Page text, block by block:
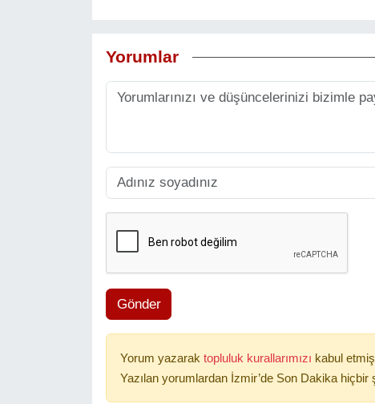
Yorumlar
Gönder
Yorum yazarak topluluk kurallarımızı kabul
Yazılan yorumlardan İzmir’de Son Dakika